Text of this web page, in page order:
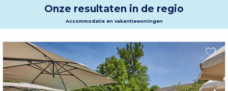
Onze resultaten in de regio
Accommodatie en vakantiewoningen